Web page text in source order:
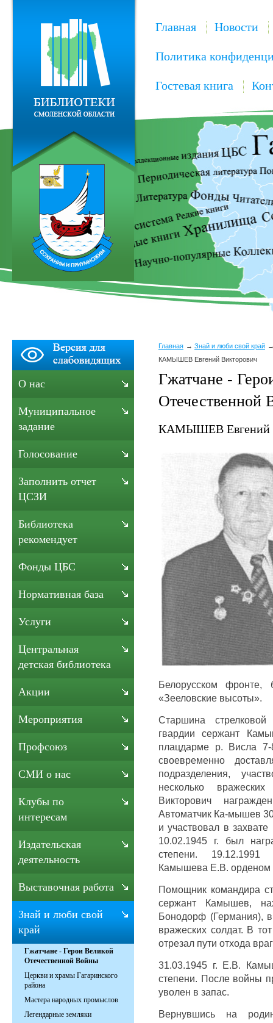
Главная Новости
Политика
Гостевая книга
Главная
Знай и люби свой край
КАМЫШЕВ Евгений Викторович
Гжатчане -
Отечественной
КАМЫШЕВ Евгений
Белорусском фронте,
«Зееловские высоты».
Старшина
гвардии сержант
плацдарме р. Висла 7-
своевременно
подразделения,
несколько
Викторович
Автоматчик Ка-мышев
и участвовал в
10.02.1945 г. был
степени. 19.12.1991
Камышева Е.В. орденом
Помощник командира
сержант Камышев,
Бонодорф (Германия),
вражеских солдат. В
отрезал пути отхода
31.03.1945 г. Е.В.
степени. После войны
уволен в запас.
Вернувшись на
О нас
Муниципальное
задание
Голосование
Заполнить отчет
ЦСЗИ
Библиотека
рекомендует
Фонды ЦБС
Нормативная база
Услуги
Центральная
детская библиотека
Акции
Мероприятия
Профсоюз
СМИ о нас
Клубы по
интересам
Издательская
деятельность
Выставочная работа
Знай и люби свой
край
Гжатчане - Герои Великой
Отечественной Войны
Церкви и храмы Гагаринского
района
Мастера народных промыслов
Легендарные земляки